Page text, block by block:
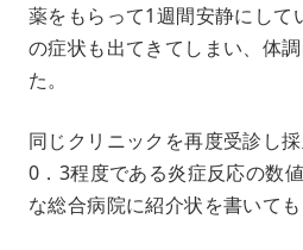
薬をもらって1週間安静にして
の症状も出てきてしまい、体
た。
同じクリニックを再度受診し
0．3程度である炎症反応の数
な総合病院に紹介状を書いても